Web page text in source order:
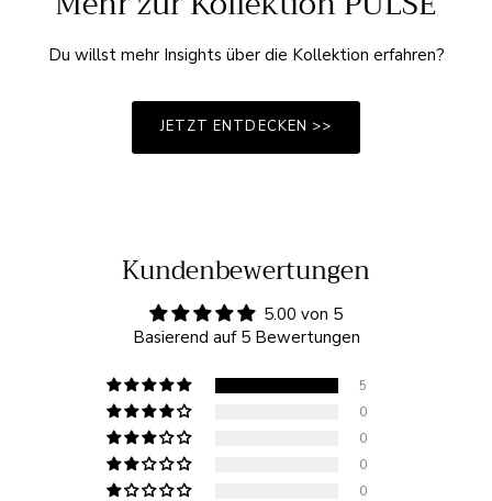
Du willst mehr Insights über die Kollektion erfahren?
JETZT ENTDECKEN >>
Kundenbewertungen
5.00 von 5
Basierend auf 5 Bewertungen
5
0
0
0
0